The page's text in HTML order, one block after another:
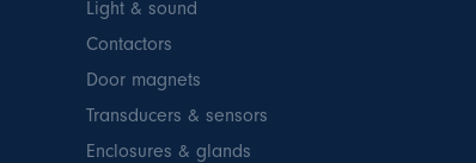
Light & sound
Contactors
Door magnets
Transducers & sensors
Enclosures & glands